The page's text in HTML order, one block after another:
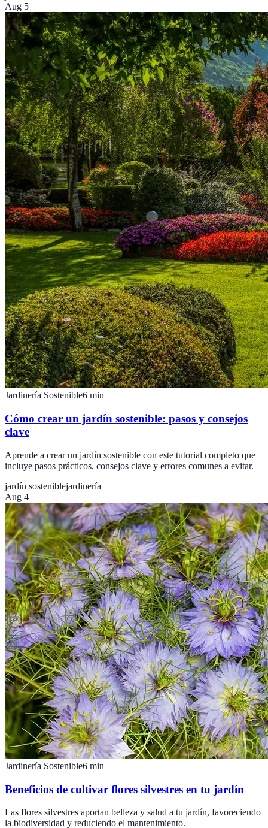
Aug 5
Jardinería Sostenible6 min
Cómo crear un jardín sostenible: pasos y consejos
clave
Aprende a crear un jardín sostenible con este tutorial completo que
incluye pasos prácticos, consejos clave y errores comunes a evitar.
jardín sosteniblejardinería
Aug 4
Jardinería Sostenible6 min
Beneficios de cultivar flores silvestres en tu jardín
Las flores silvestres aportan belleza y salud a tu jardín, favoreciendo
la biodiversidad y reduciendo el mantenimiento.